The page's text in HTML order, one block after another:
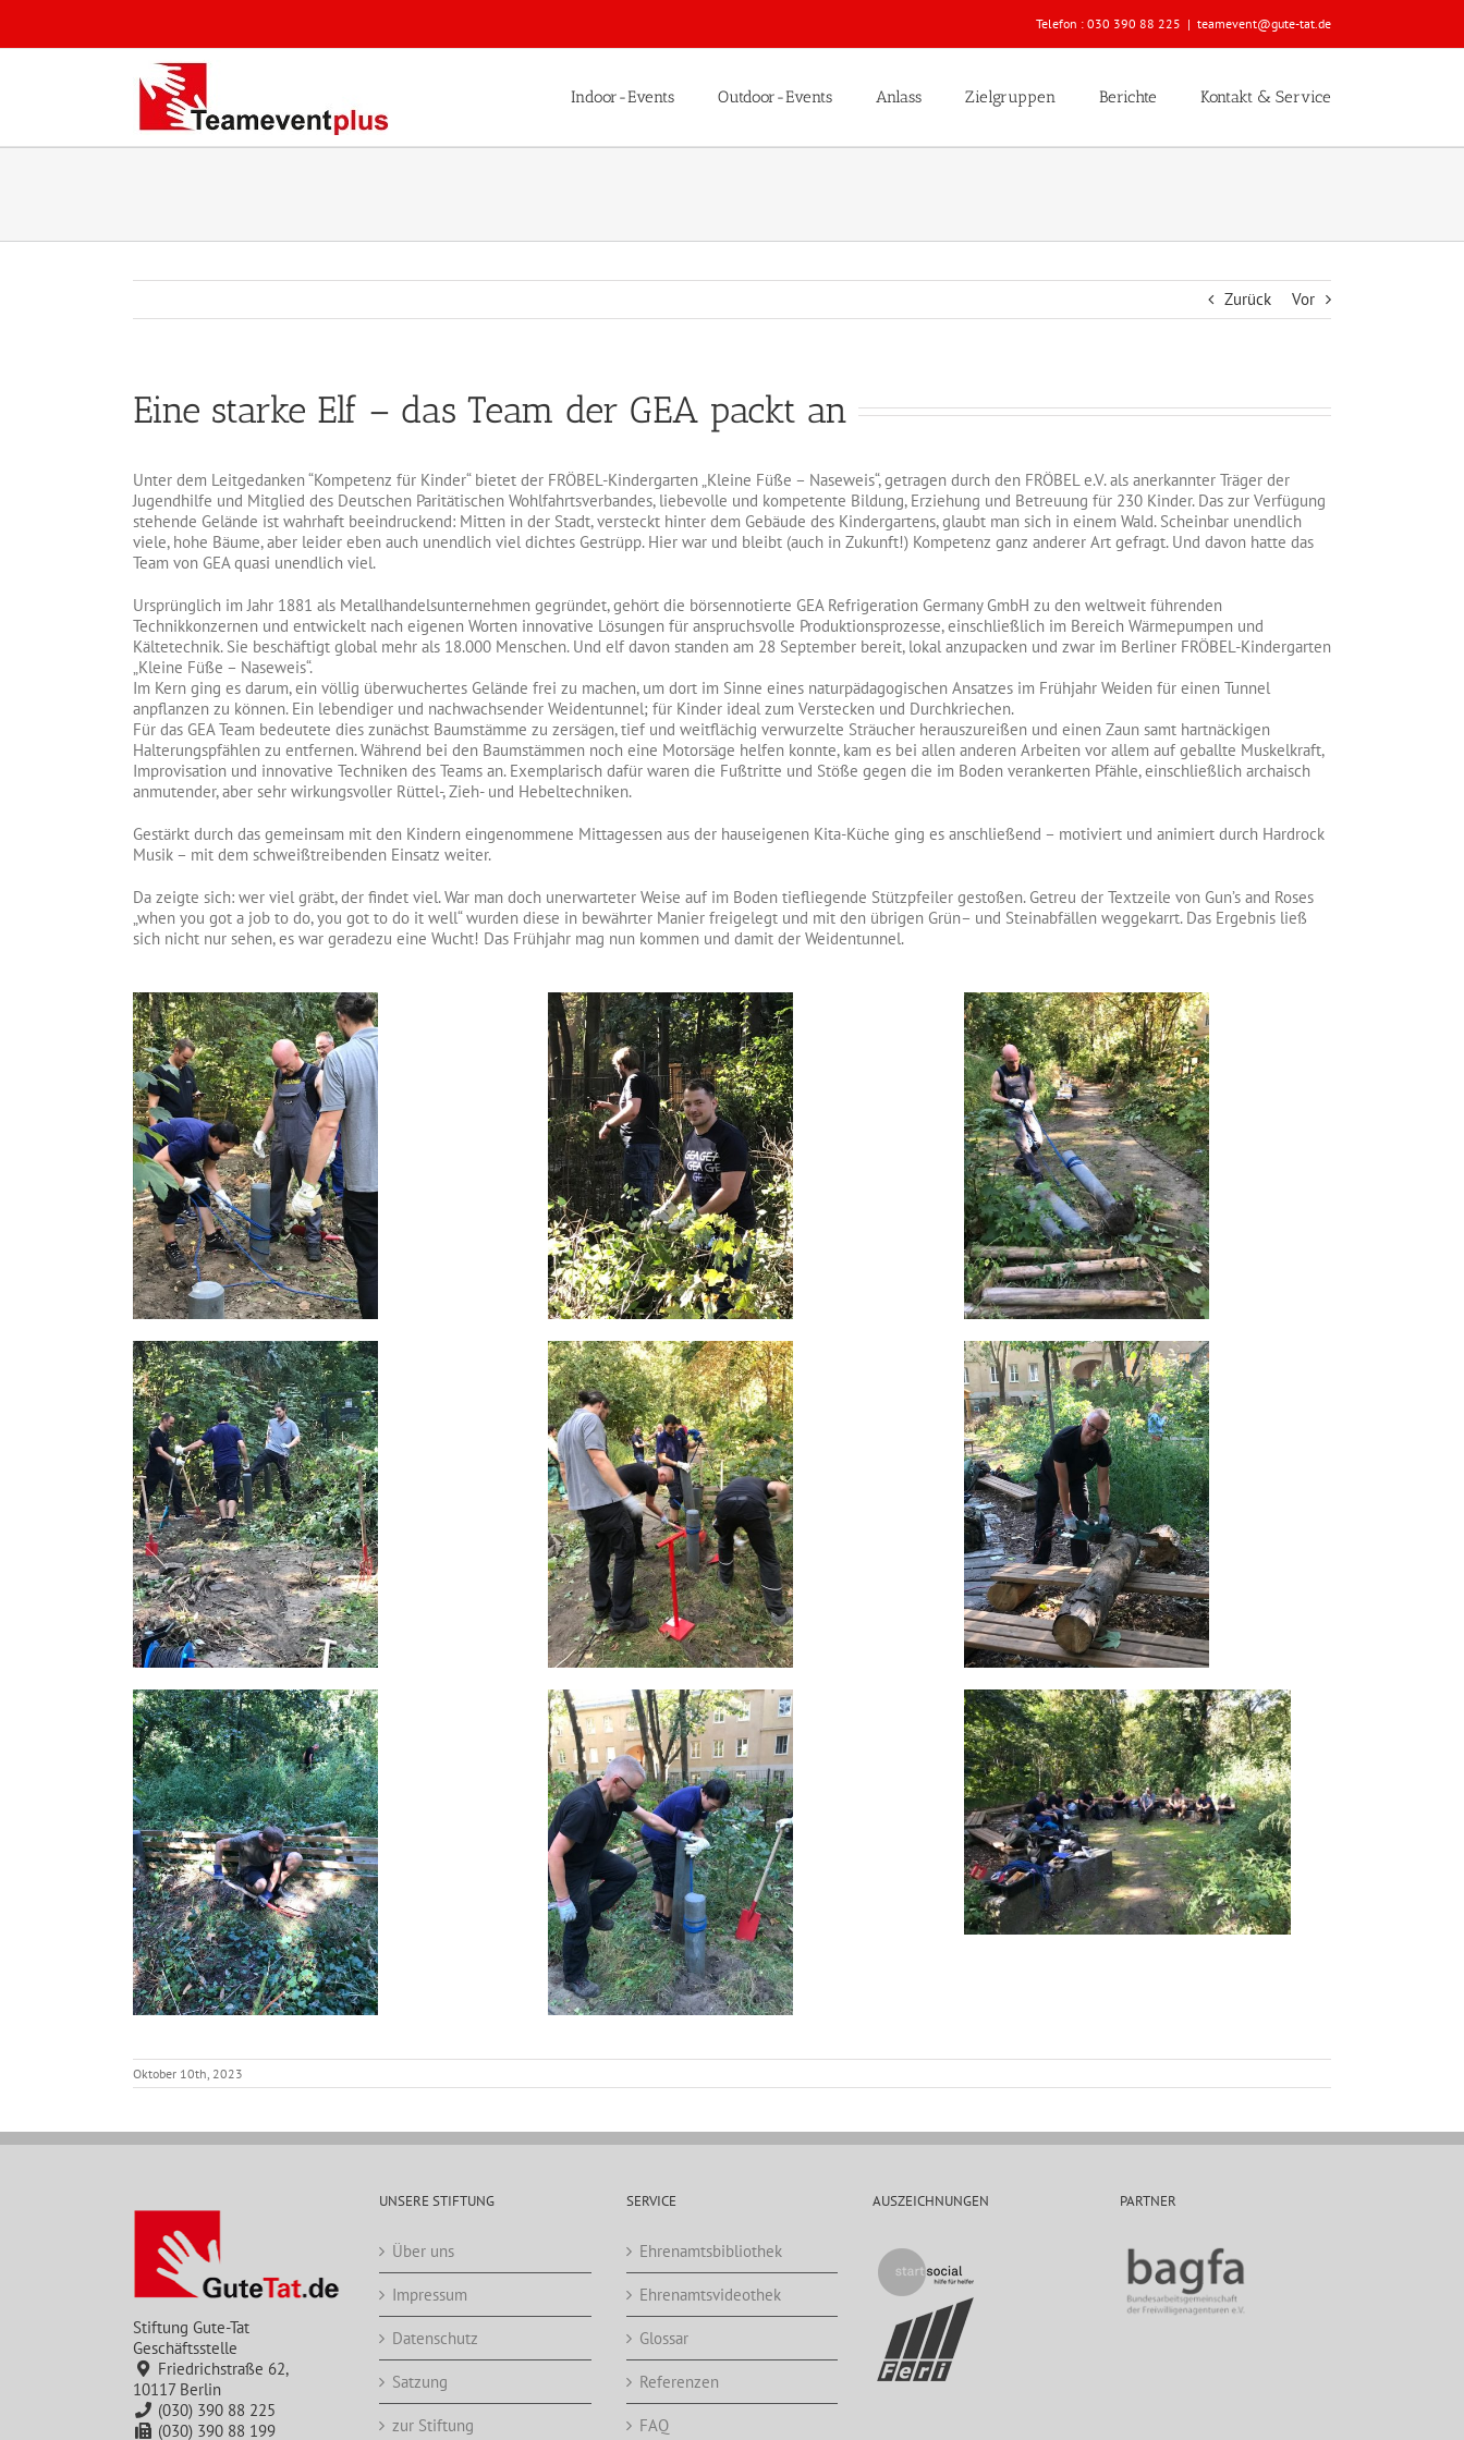
springen
Telefon : 030 390 88 225 | teamevent@gute-tat.de
Indoor-Events Outdoor-Events Anlass Zielgruppen Berichte Kontakt & Service
Zurück Vor
Eine starke Elf – das Team der GEA packt an
Unter dem Leitgedanken “Kompetenz für Kinder“ bietet der FRÖBEL-Kindergarten „Kleine Füße – Naseweis“, getragen durch den FRÖBEL e.V. als anerkannter Träger der
Jugendhilfe und Mitglied des Deutschen Paritätischen Wohlfahrtsverbandes, liebevolle und kompetente Bildung, Erziehung und Betreuung für 230 Kinder. Das zur Verfügung
stehende Gelände ist wahrhaft beeindruckend: Mitten in der Stadt, versteckt hinter dem Gebäude des Kindergartens, glaubt man sich in einem Wald. Scheinbar unendlich
viele, hohe Bäume, aber leider eben auch unendlich viel dichtes Gestrüpp. Hier war und bleibt (auch in Zukunft!) Kompetenz ganz anderer Art gefragt. Und davon hatte das
Team von GEA quasi unendlich viel.
Ursprünglich im Jahr 1881 als Metallhandelsunternehmen gegründet, gehört die börsennotierte GEA Refrigeration Germany GmbH zu den weltweit führenden
Technikkonzernen und entwickelt nach eigenen Worten innovative Lösungen für anspruchsvolle Produktionsprozesse, einschließlich im Bereich Wärmepumpen und
Kältetechnik. Sie beschäftigt global mehr als 18.000 Menschen. Und elf davon standen am 28 September bereit, lokal anzupacken und zwar im Berliner FRÖBEL-Kindergarten
„Kleine Füße – Naseweis“.
Im Kern ging es darum, ein völlig überwuchertes Gelände frei zu machen, um dort im Sinne eines naturpädagogischen Ansatzes im Frühjahr Weiden für einen Tunnel
anpflanzen zu können. Ein lebendiger und nachwachsender Weidentunnel; für Kinder ideal zum Verstecken und Durchkriechen.
Für das GEA Team bedeutete dies zunächst Baumstämme zu zersägen, tief und weitflächig verwurzelte Sträucher herauszureißen und einen Zaun samt hartnäckigen
Halterungspfählen zu entfernen. Während bei den Baumstämmen noch eine Motorsäge helfen konnte, kam es bei allen anderen Arbeiten vor allem auf geballte Muskelkraft,
Improvisation und innovative Techniken des Teams an. Exemplarisch dafür waren die Fußtritte und Stöße gegen die im Boden verankerten Pfähle, einschließlich archaisch
anmutender, aber sehr wirkungsvoller Rüttel-, Zieh- und Hebeltechniken.
Gestärkt durch das gemeinsam mit den Kindern eingenommene Mittagessen aus der hauseigenen Kita-Küche ging es anschließend – motiviert und animiert durch Hardrock
Musik – mit dem schweißtreibenden Einsatz weiter.
Da zeigte sich: wer viel gräbt, der findet viel. War man doch unerwarteter Weise auf im Boden tiefliegende Stützpfeiler gestoßen. Getreu der Textzeile von Gun’s and Roses
„when you got a job to do, you got to do it well“ wurden diese in bewährter Manier freigelegt und mit den übrigen Grün– und Steinabfällen weggekarrt. Das Ergebnis ließ
sich nicht nur sehen, es war geradezu eine Wucht! Das Frühjahr mag nun kommen und damit der Weidentunnel.
Oktober 10th, 2023
Stiftung Gute-Tat
Geschäftsstelle
Friedrichstraße 62,
10117 Berlin
(030) 390 88 225
(030) 390 88 199
UNSERE STIFTUNG
Über uns
Impressum
Datenschutz
Satzung
zur Stiftung
SERVICE
Ehrenamtsbibliothek
Ehrenamtsvideothek
Glossar
Referenzen
FAQ
AUSZEICHNUNGEN PARTNER